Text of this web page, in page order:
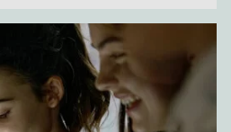
Programm zur
und finden Sie das
sich und Ihre Umgebung.